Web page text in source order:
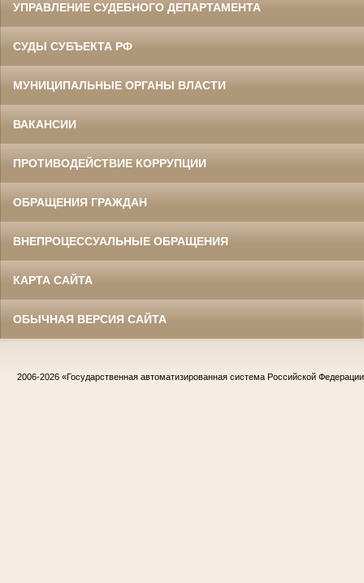
УПРАВЛЕНИЕ СУДЕБНОГО ДЕПАРТАМЕНТА
СУДЫ СУБЪЕКТА РФ
МУНИЦИПАЛЬНЫЕ ОРГАНЫ ВЛАСТИ
ВАКАНСИИ
ПРОТИВОДЕЙСТВИЕ КОРРУПЦИИ
ОБРАЩЕНИЯ ГРАЖДАН
ВНЕПРОЦЕССУАЛЬНЫЕ ОБРАЩЕНИЯ
КАРТА САЙТА
ОБЫЧНАЯ ВЕРСИЯ САЙТА
2006-2026 «Государственная автоматизированная система Российской